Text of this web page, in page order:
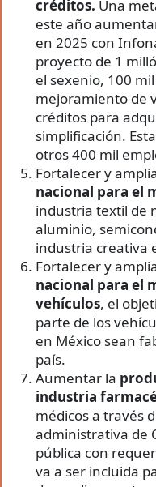
créditos. Una
este año
en 2025 con
proyecto de 1
el sexenio, 100
mejoramiento de
créditos para
simplificación.
otros 400 mil
Fortalecer y
nacional para el
industria textil de
aluminio,
industria creativa
Fortalecer y
nacional para el
vehículos, el
parte de los
en México sean
país.
Aumentar la
industria
médicos a través
administrativa de
pública con
va a ser incluida